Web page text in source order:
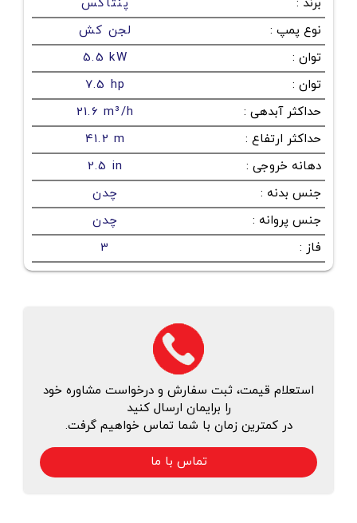
برند :
پنتاکس
نوع پمپ :
لجن کش
توان :
5.5 kW
توان :
7.5 hp
حداکثر آبدهی :
21.6 m³/h
حداکثر ارتفاع :
41.2 m
دهانه خروجی :
2.5 in
جنس بدنه :
چدن
جنس پروانه :
چدن
فاز :
3
استعلام قیمت، ثبت سفارش و درخواست مشاوره خود
را برایمان ارسال کنید
در کمترین زمان با شما تماس خواهیم گرفت.
تماس با ما